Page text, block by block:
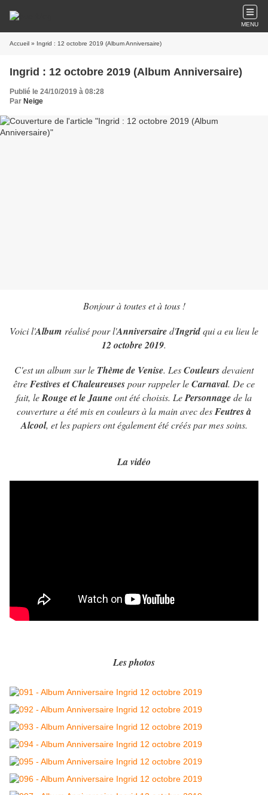
MENU
Accueil » Ingrid : 12 octobre 2019 (Album Anniversaire)
Ingrid : 12 octobre 2019 (Album Anniversaire)
Publié le 24/10/2019 à 08:28
Par Neige
Bonjour à toutes et à tous !
Voici l'Album réalisé pour l'Anniversaired'Ingridqui a eu lieu le
12 octobre 2019.
C'est un album sur le Thème de Venise. LesCouleursdevaient
êtreFestives et Chaleureusespour rappeler leCarnaval. De ce
fait, leRouge et le Jauneont été choisis. LePersonnagede la
couverture a été mis en couleurs à la main avec desFeutres à
Alcool, et les papiers ont également été créés par mes soins.
La vidéo
Les photos